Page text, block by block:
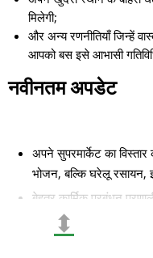
मिलेगी;
और अन्य रणनीतियाँ जिन्हें
आपको बस इसे आभासी
नवीनतम अपडेट
अपने सुपरमार्केट का
भोजन, बल्कि घरेलू
बेहतर कार्मिक प्रबंधन
नियुक्त कर सकते हैं, साथ
कर सकते हैं;
⬍